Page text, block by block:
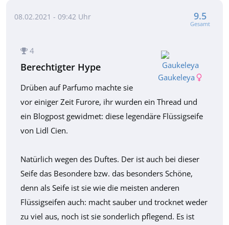
08.02.2021 - 09:42 Uhr 9.5
Gesamt
Gaukeleya
4
Berechtigter Hype
Drüben auf Parfumo machte sie
vor einiger Zeit Furore, ihr wurden ein Thread und
ein Blogpost gewidmet: diese legendäre Flüssigseife
von Lidl Cien.
Natürlich wegen des Duftes. Der ist auch bei dieser
Seife das Besondere bzw. das besonders Schöne,
denn als Seife ist sie wie die meisten anderen
Flüssigseifen auch: macht sauber und trocknet weder
zu viel aus, noch ist sie sonderlich pflegend. Es ist